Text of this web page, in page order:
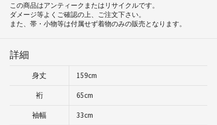
この商品はアンティークまたはリサイクルです。
ダメージ等よくご確認の上、ご注文下さい。
また、帯・小物等は付属せず着物のみの販売となります。
詳細
身丈 159cm
裄 65cm
袖幅 33cm